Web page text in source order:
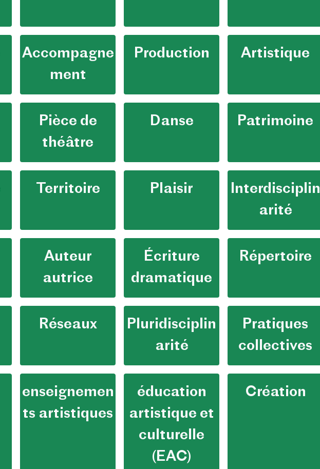
Accompagne
ment
Production Artistique
Pièce de
théâtre
Danse Patrimoine
Territoire Plaisir
Interdisciplin
arité
Auteur
autrice
Écriture
dramatique
Répertoire
Réseaux
Pluridisciplin
arité
Pratiques
collectives
enseignemen
ts artistiques
éducation
artistique et
culturelle
(EAC)
Création